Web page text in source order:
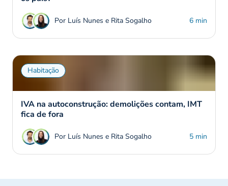
Por Luís Nunes e Rita Sogalho 6 min
Habitação
IVA na autoconstrução: demolições contam, IMT
fica de fora
Por Luís Nunes e Rita Sogalho 5 min